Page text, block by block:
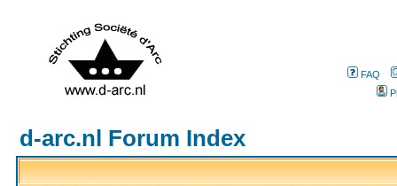
FAQ
d-arc.nl Forum Index